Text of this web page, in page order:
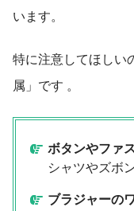
います。
特に注意してほしい
属」です 。
ボタンやファ
シャツやズボ
ブラジャーの